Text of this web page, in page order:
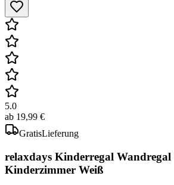
5.0
ab 19,99 €
GratisLieferung
relaxdays Kinderregal Wandregal
Kinderzimmer Weiß